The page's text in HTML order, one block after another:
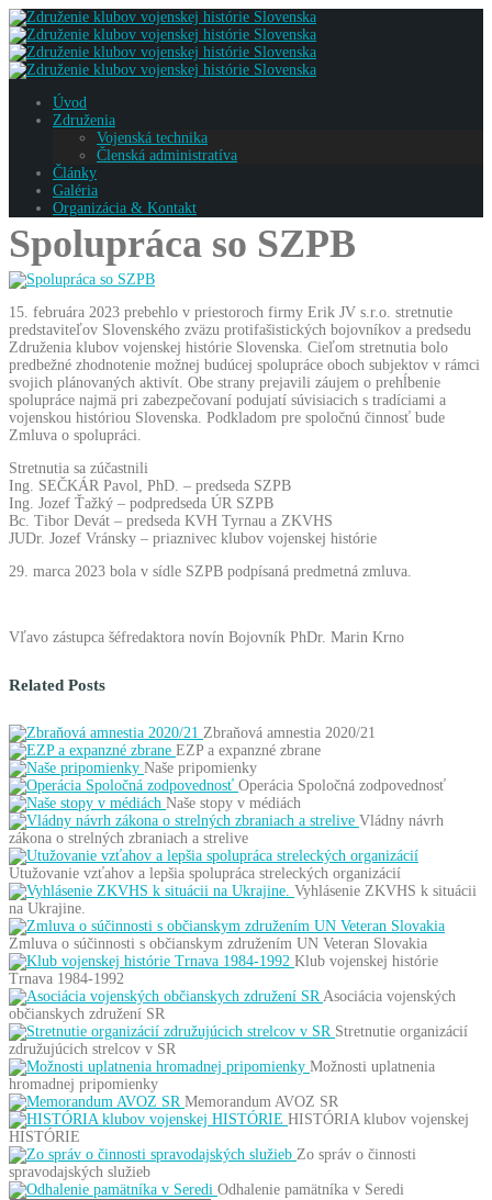
Úvod
Združenia
Vojenská technika
Členská administratíva
Články
Galéria
Organizácia & Kontakt
Spolupráca so SZPB
15. februára 2023 prebehlo v priestoroch firmy Erik JV s.r.o. stretnutie
predstaviteľov Slovenského zväzu protifašistických bojovníkov a predsedu
Združenia klubov vojenskej histórie Slovenska. Cieľom stretnutia bolo
predbežné zhodnotenie možnej budúcej spolupráce oboch subjektov v rámci
svojich plánovaných aktivít. Obe strany prejavili záujem o prehĺbenie
spolupráce najmä pri zabezpečovaní podujatí súvisiacich s tradíciami a
vojenskou históriou Slovenska. Podkladom pre spoločnú činnosť bude
Zmluva o spolupráci.
Stretnutia sa zúčastnili
Ing. SEČKÁR Pavol, PhD. – predseda SZPB
Ing. Jozef Ťažký – podpredseda ÚR SZPB
Bc. Tibor Devát – predseda KVH Tyrnau a ZKVHS
JUDr. Jozef Vránsky – priaznivec klubov vojenskej histórie
29. marca 2023 bola v sídle SZPB podpísaná predmetná zmluva.
Vľavo zástupca šéfredaktora novín Bojovník PhDr. Marin Krno
Related Posts
Zbraňová amnestia 2020/21
EZP a expanzné zbrane
Naše pripomienky
Operácia Spoločná zodpovednosť
Naše stopy v médiách
Vládny návrh
zákona o strelných zbraniach a strelive
Utužovanie vzťahov a lepšia spolupráca streleckých organizácií
Vyhlásenie ZKVHS k situácii
na Ukrajine.
Zmluva o súčinnosti s občianskym združením UN Veteran Slovakia
Klub vojenskej histórie
Trnava 1984-1992
Asociácia vojenských
občianskych združení SR
Stretnutie organizácií
združujúcich strelcov v SR
Možnosti uplatnenia
hromadnej pripomienky
Memorandum AVOZ SR
HISTÓRIA klubov vojenskej
HISTÓRIE
Zo správ o činnosti
spravodajských služieb
Odhalenie pamätníka v Seredi